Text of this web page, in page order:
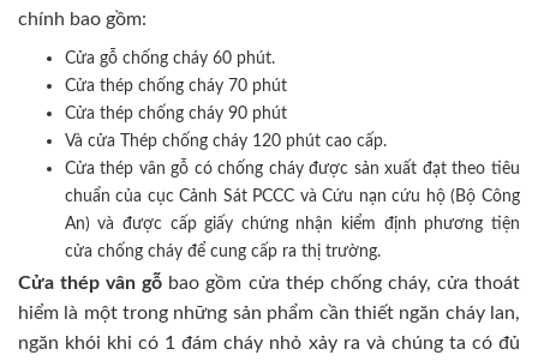
chính bao gồm:
Cửa gỗ chống cháy 60 phút.
Cửa thép chống cháy 70 phút
Cửa thép chống cháy 90 phút
Và cửa Thép chống cháy 120 phút cao cấp.
Cửa thép vân gỗ có chống cháy được sản xuất đạt theo tiêu
chuẩn của cục Cảnh Sát PCCC và Cứu nạn cứu hộ (Bộ Công
An) và được cấp giấy chứng nhận kiểm định phương tiện
cửa chống cháy để cung cấp ra thị trường.
Cửa thép vân gỗ bao gồm cửa thép chống cháy, cửa thoát
hiểm là một trong những sản phẩm cần thiết ngăn cháy lan,
ngăn khói khi có 1 đám cháy nhỏ xảy ra và chúng ta có đủ